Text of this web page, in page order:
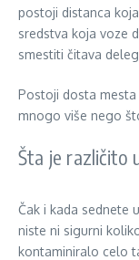
postoji distanca
sredstva koja voze
smestiti čitava
Postoji dosta
mnogo više nego
Šta je različito
Čak i kada sednete
niste ni sigurni
kontaminiralo celo